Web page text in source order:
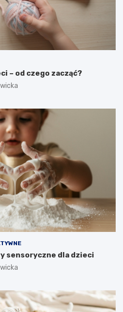
– od czego zacząć?
sensoryczne dla dzieci